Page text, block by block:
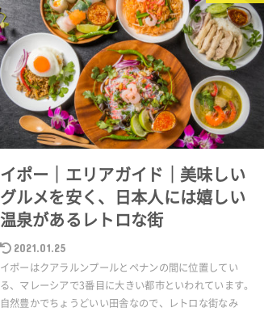
イポー｜エリアガイド｜美味しい
グルメを安く、日本人には嬉しい
温泉があるレトロな街
2021.01.25
イポーはクアラルンプールとペナンの間に位置してい
る、マレーシアで3番目に大きい都市といわれています。
自然豊かでちょうどいい田舎なので、レトロな街なみ